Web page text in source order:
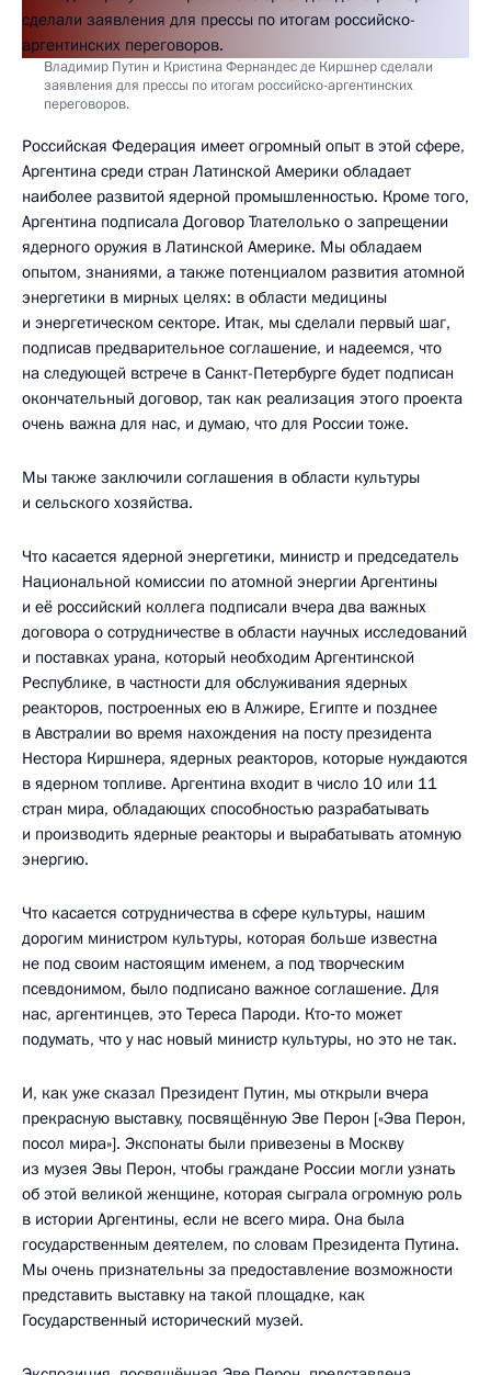
Владимир Путин и Кристина Фернандес де Киршнер сделали
заявления для прессы по итогам российско-аргентинских
переговоров.
Российская Федерация имеет огромный опыт в этой сфере,
Аргентина среди стран Латинской Америки обладает
наиболее развитой ядерной промышленностью. Кроме того,
Аргентина подписала Договор Тлателолько о запрещении
ядерного оружия в Латинской Америке. Мы обладаем
опытом, знаниями, а также потенциалом развития атомной
энергетики в мирных целях: в области медицины
и энергетическом секторе. Итак, мы сделали первый шаг,
подписав предварительное соглашение, и надеемся, что
на следующей встрече в Санкт-Петербурге будет подписан
окончательный договор, так как реализация этого проекта
очень важна для нас, и думаю, что для России тоже.
Мы также заключили соглашения в области культуры
и сельского хозяйства.
Что касается ядерной энергетики, министр и председатель
Национальной комиссии по атомной энергии Аргентины
и её российский коллега подписали вчера два важных
договора о сотрудничестве в области научных исследований
и поставках урана, который необходим Аргентинской
Республике, в частности для обслуживания ядерных
реакторов, построенных ею в Алжире, Египте и позднее
в Австралии во время нахождения на посту президента
Нестора Киршнера, ядерных реакторов, которые нуждаются
в ядерном топливе. Аргентина входит в число 10 или 11
стран мира, обладающих способностью разрабатывать
и производить ядерные реакторы и вырабатывать атомную
энергию.
Что касается сотрудничества в сфере культуры, нашим
дорогим министром культуры, которая больше известна
не под своим настоящим именем, а под творческим
псевдонимом, было подписано важное соглашение. Для
нас, аргентинцев, это Тереса Пароди. Кто‑то может
подумать, что у нас новый министр культуры, но это не так.
И, как уже сказал Президент Путин, мы открыли вчера
прекрасную выставку, посвящённую Эве Перон [«Эва Перон,
посол мира»]. Экспонаты были привезены в Москву
из музея Эвы Перон, чтобы граждане России могли узнать
об этой великой женщине, которая сыграла огромную роль
в истории Аргентины, если не всего мира. Она была
государственным деятелем, по словам Президента Путина.
Мы очень признательны за предоставление возможности
представить выставку на такой площадке, как
Государственный исторический музей.